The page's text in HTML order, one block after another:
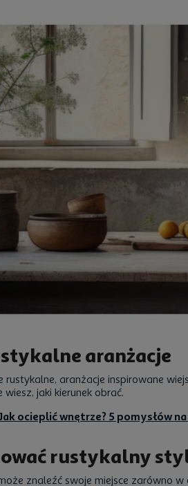
aranżacje
rustykalne, aranżacje inspirowane
jaki kierunek obrać.
ocieplić wnętrze? 5 pomysłów
rustykalny
znaleźć swoje miejsce zarówno